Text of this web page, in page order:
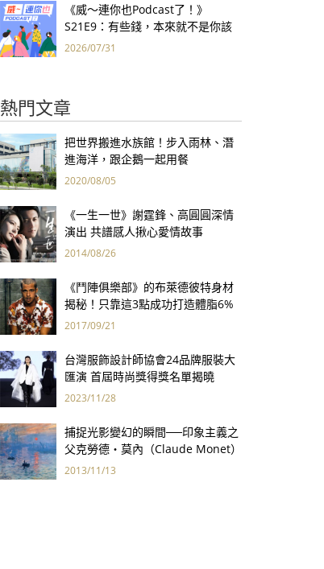
《威～連你也Podcast了！》
S21E9：有些錢，本來就不是你該
賺的——讀《一個投機者的告白》
2026/07/31
熱門文章
把世界搬進水族館！步入雨林、潛
進海洋，跟企鵝一起用餐
2020/08/05
《一生一世》謝霆鋒、高圓圓深情
演出 共譜感人揪心愛情故事
2014/08/26
《鬥陣俱樂部》的布萊德彼特身材
揭秘！只靠這3點成功打造體脂6%
完美身材
2017/09/21
台灣服飾設計師協會24品牌服裝大
匯演 首屆時尚獎得獎名單揭曉
2023/11/28
捕捉光影變幻的瞬間──印象主義之
父克勞德‧莫內（Claude Monet）
2013/11/13